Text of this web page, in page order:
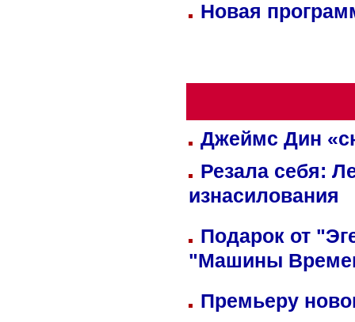
Новая
Джеймс Дин
Резала себя:
изнасилования
Подарок от
"Машины
Премьеру